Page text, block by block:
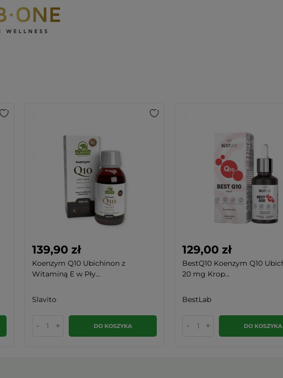
139,90 zł
Koenzym Q10 Ubichinon z
Witaminą E w Pły...
Slavito
- + DO KOSZYKA
129,00 zł
BestQ10 Koenzym Q10
20 mg Krop...
BestLab
- + DO KOSZYKA